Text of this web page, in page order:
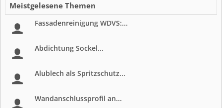
Meistgelesene Themen
Fassadenreinigung WDVS:...
Abdichtung Sockel...
Alublech als Spritzschutz...
Wandanschlussprofil an...